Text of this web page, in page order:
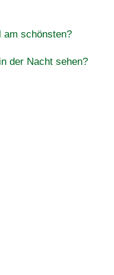
schönsten?
der Nacht sehen?